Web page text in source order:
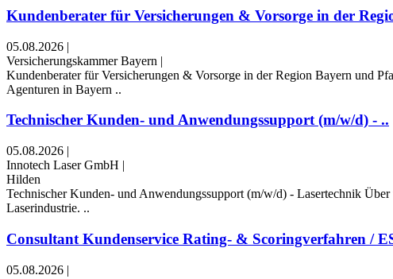
Kundenberater für Versicherungen & Vorsorge in der
05.08.2026 |
Versicherungskammer Bayern |
Kundenberater für Versicherungen & Vorsorge in der Region Bayern und
Agenturen in Bayern ..
Technischer Kunden- und Anwendungssupport (m/w/d) - ..
05.08.2026 |
Innotech Laser GmbH |
Hilden
Technischer Kunden- und Anwendungssupport (m/w/d) - Lasertechnik
Laserindustrie. ..
Consultant Kundenservice Rating- & Scoringverfahren /
05.08.2026 |